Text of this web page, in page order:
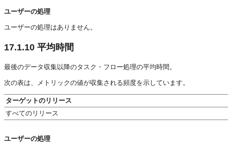
ユーザーの処理
ユーザーの処理はありません。
17.1.10 平均時間
最後のデータ収集以降のタスク・フロー処理の平均時間。
次の表は、メトリックの値が収集される頻度を示しています。
ターゲットのリリース
すべてのリリース
ユーザーの処理